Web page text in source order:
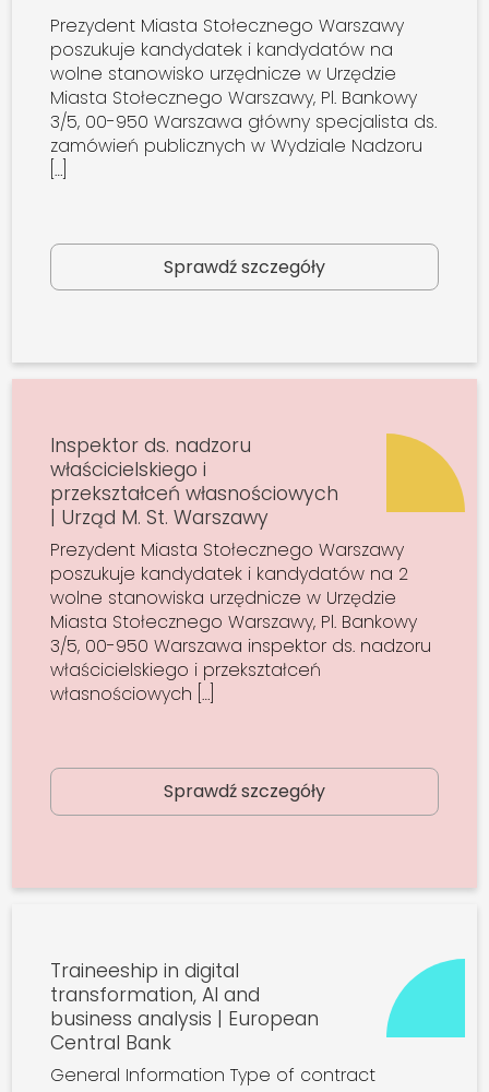
Prezydent Miasta Stołecznego Warszawy
poszukuje kandydatek i kandydatów na
wolne stanowisko urzędnicze w Urzędzie
Miasta Stołecznego Warszawy, Pl. Bankowy
3/5, 00-950 Warszawa główny specjalista ds.
zamówień publicznych w Wydziale Nadzoru
[…]
Sprawdź szczegóły
Inspektor ds. nadzoru
właścicielskiego i
przekształceń własnościowych
| Urząd M. St. Warszawy
Prezydent Miasta Stołecznego Warszawy
poszukuje kandydatek i kandydatów na 2
wolne stanowiska urzędnicze w Urzędzie
Miasta Stołecznego Warszawy, Pl. Bankowy
3/5, 00-950 Warszawa inspektor ds. nadzoru
właścicielskiego i przekształceń
własnościowych […]
Sprawdź szczegóły
Traineeship in digital
transformation, AI and
business analysis | European
Central Bank
General Information Type of contract